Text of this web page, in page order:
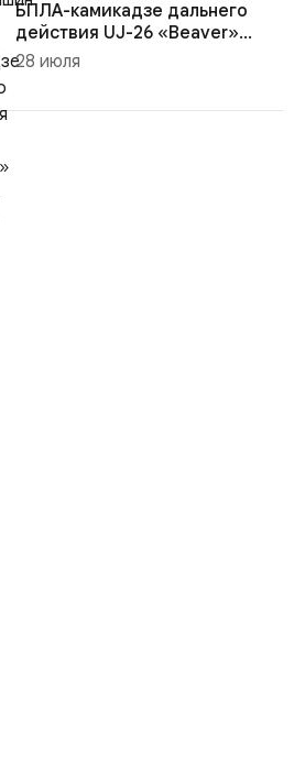
БПЛА-камикадзе дальнего
действия UJ-26 «Beaver»
(Бобёр)...
28 июля